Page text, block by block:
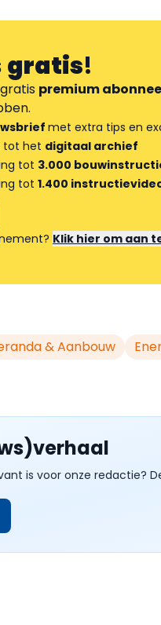
gratis!
premium abonnee
met extra tips en
tot het digitaal archief
tot 3.000
tot 1.400
Klik hier om aan
& Aanbouw
is voor onze redactie?